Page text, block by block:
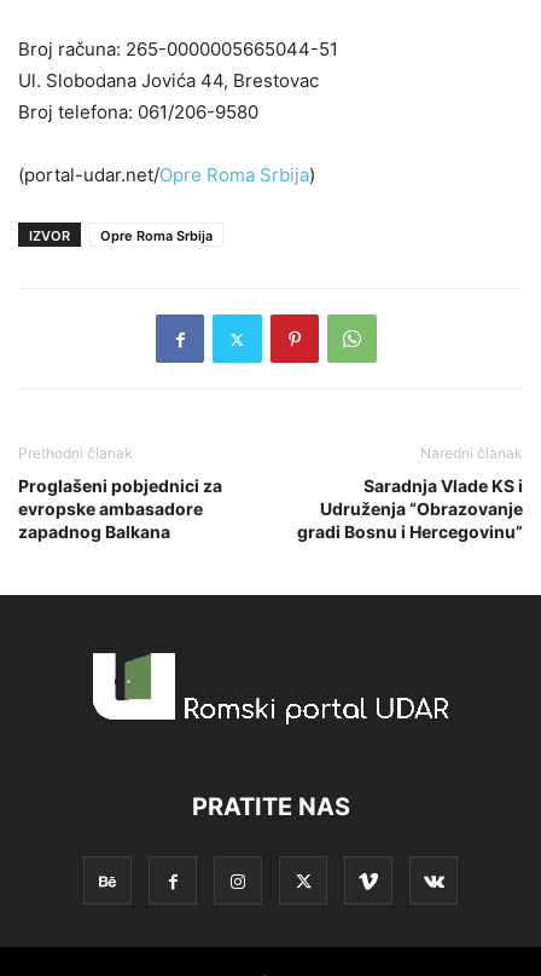
Broj računa: 265-0000005665044-51
Ul. Slobodana Jovića 44, Brestovac
Broj telefona: 061/206-9580
(portal-udar.net/Opre Roma Srbija)
IZVOR Opre Roma Srbija
Prethodni članak
Proglašeni pobjednici za
evropske ambasadore
zapadnog Balkana
Naredni članak
Saradnja Vlade KS i
Udruženja “Obrazovanje
gradi Bosnu i Hercegovinu”
PRATITE NAS